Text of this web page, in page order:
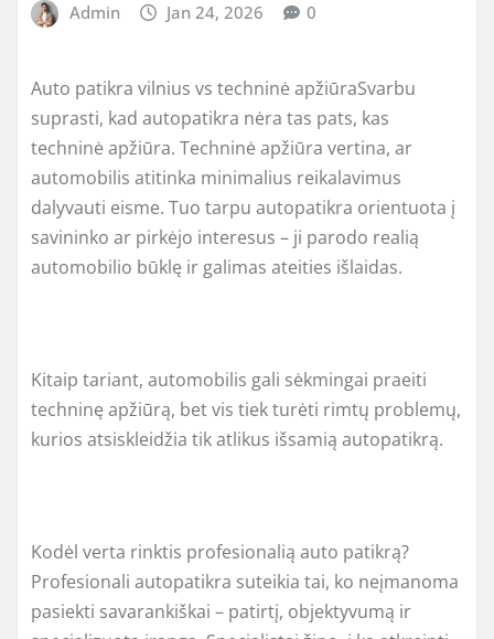
Admin Jan 24, 2026 0
Auto patikra vilnius vs techninė apžiūraSvarbu
suprasti, kad autopatikra nėra tas pats, kas
techninė apžiūra. Techninė apžiūra vertina, ar
automobilis atitinka minimalius reikalavimus
dalyvauti eisme. Tuo tarpu autopatikra orientuota į
savininko ar pirkėjo interesus – ji parodo realią
automobilio būklę ir galimas ateities išlaidas.
Kitaip tariant, automobilis gali sėkmingai praeiti
techninę apžiūrą, bet vis tiek turėti rimtų problemų,
kurios atsiskleidžia tik atlikus išsamią autopatikrą.
Kodėl verta rinktis profesionalią auto patikrą?
Profesionali autopatikra suteikia tai, ko neįmanoma
pasiekti savarankiškai – patirtį, objektyvumą ir